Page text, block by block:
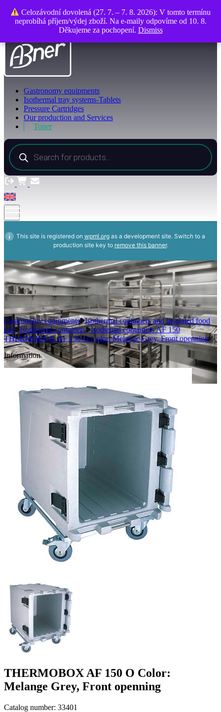
About company
Contacts
Gastronomy equipments
Isothermal tray systems-Tablets
Pressure Cartridges
Our production and Services
Toner
Products
search
Celozávodní dovolená (27. 7. – 7. 8. 2026): V tomto termínu
neprobíhá příjem/výdej zboží. Na e-maily odpovíme od 10. 8.
Děkujeme za pochopení. Dismiss
This site is registered on wpml.orgas a development site. Switch to a
production site key to remove this banner.
Gastronomy equipments Isothermal containers and insulated food
jars Isothermal containers Isothemal containers AF 150
THERMOBOX AF 150 O Color: Melange Grey, Front openning
Information
THERMOBOX AF 150 O Color:
Melange Grey, Front openning
Catalog number: 33401
Celozávodní dovolená (27. 7. – 7. 8. 2026): V tomto termínu
neprobíhá příjem/výdej zboží. Na e-maily odpovíme od 10. 8.
Děkujeme za pochopení. Dismiss